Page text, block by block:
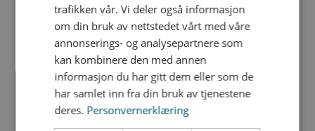
Det kan også være smart å:
Oppbevare verdisaker utilgjengelig for innsyn
Ta bilder av smykker, klokker og andre verdifulle
eiendeler
Notere serienummer på elektronikk som PC,
trafikken vår. Vi deler også informasjon
om din bruk av nettstedet vårt med våre
annonserings- og analysepartnere som
kan kombinere den med annen
informasjon du har gitt dem eller som de
har samlet inn fra din bruk av tjenestene
deres. Personvernerklæring